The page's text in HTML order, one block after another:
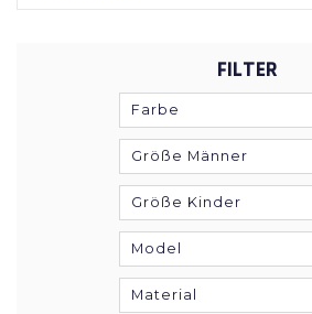
FILTER
Farbe
Größe Männer
Größe Kinder
Model
Material